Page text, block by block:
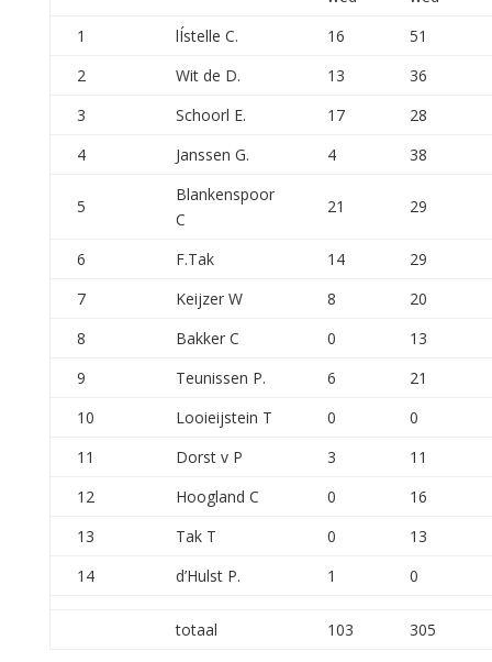
1
lÍstelle C. 16 51
2
Wit de D. 13 36
3
Schoorl E. 17 28
4
Janssen G. 4 38
5
Blankenspoor
C
21 29
6 F.Tak 14 29
7
Keijzer W 8 20
8
Bakker C 0 13
9
Teunissen P. 6 21
10
Looieijstein T 0 0
11
Dorst v P 3 11
12
Hoogland C 0 16
13
Tak T 0 13
14
d’Hulst P. 1 0
totaal 103 305